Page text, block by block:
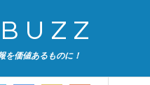
を価値あるものに！